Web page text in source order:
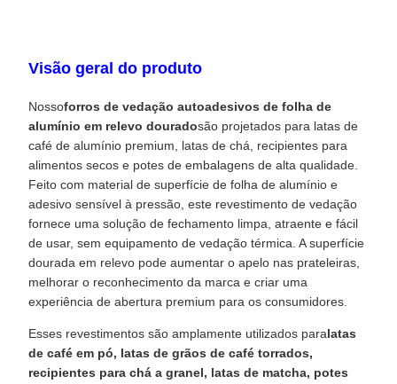
Visão geral do produto
Nossoforros de vedação autoadesivos de folha de
alumínio em relevo douradosão projetados para latas de
café de alumínio premium, latas de chá, recipientes para
alimentos secos e potes de embalagens de alta qualidade.
Feito com material de superfície de folha de alumínio e
adesivo sensível à pressão, este revestimento de vedação
fornece uma solução de fechamento limpa, atraente e fácil
de usar, sem equipamento de vedação térmica. A superfície
dourada em relevo pode aumentar o apelo nas prateleiras,
melhorar o reconhecimento da marca e criar uma
experiência de abertura premium para os consumidores.
Esses revestimentos são amplamente utilizados paralatas
de café em pó, latas de grãos de café torrados,
recipientes para chá a granel, latas de matcha, potes